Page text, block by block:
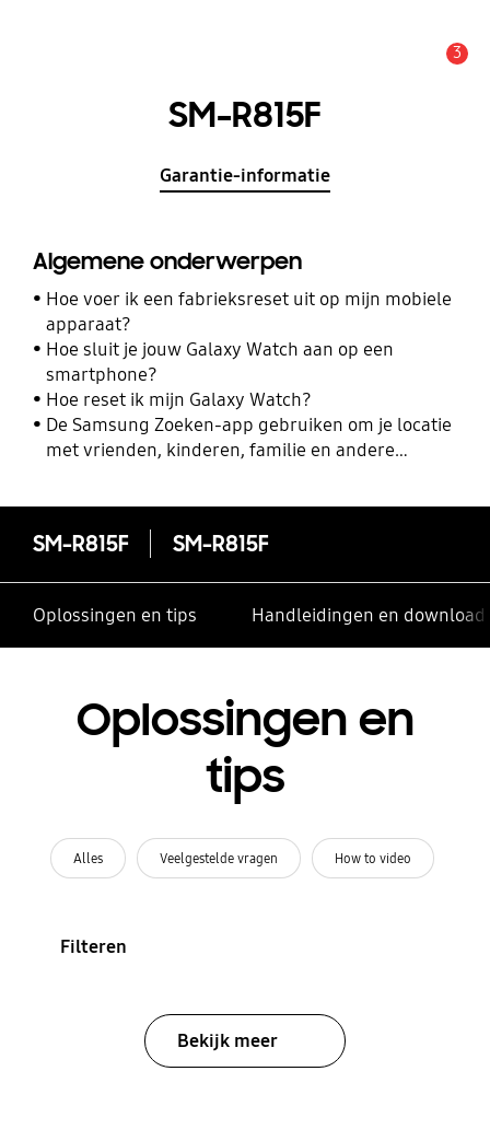
3
SM-R815F
Garantie-informatie
Algemene onderwerpen
Hoe voer ik een fabrieksreset uit op mijn mobiele
apparaat?
Hoe sluit je jouw Galaxy Watch aan op een
smartphone?
Hoe reset ik mijn Galaxy Watch?
De Samsung Zoeken-app gebruiken om je locatie
met vrienden, kinderen, familie en andere
SM-R815F SM-R815F
Oplossingen en tips Handleidingen en
Oplossingen en
tips
Alles Veelgestelde vragen How to video
Filteren
Bekijk meer